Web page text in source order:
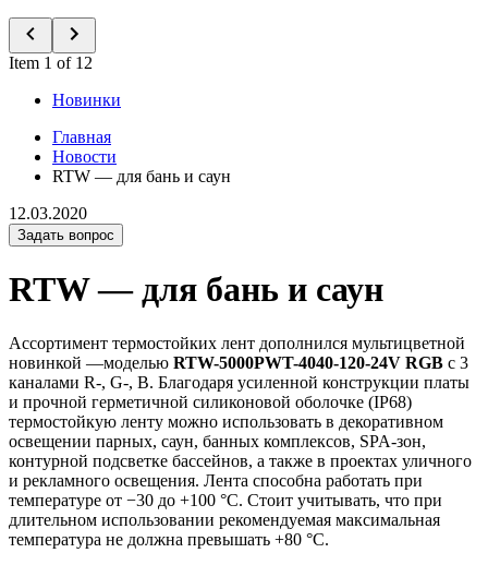
Item 1 of 12
Новинки
Главная
Новости
RTW — для бань и саун
12.03.2020
Задать вопрос
RTW — для бань и саун
Ассортимент термостойких лент дополнился мультицветной
новинкой —моделью RTW-5000PWT-4040-120-24V RGB с 3
каналами R-, G-, B. Благодаря усиленной конструкции платы
и прочной герметичной силиконовой оболочке (IP68)
термостойкую ленту можно использовать в декоративном
освещении парных, саун, банных комплексов, SPA-зон,
контурной подсветке бассейнов, а также в проектах уличного
и рекламного освещения. Лента способна работать при
температуре от −30 до +100 °C. Стоит учитывать, что при
длительном использовании рекомендуемая максимальная
температура не должна превышать +80 °C.